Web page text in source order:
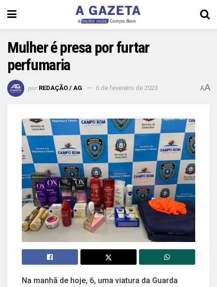
Mulher é presa por furtar
perfumaria
por REDAÇÃO / AG 6 de fevereiro de 2023 AA
Na manhã de hoje, 6, uma viatura da Guarda